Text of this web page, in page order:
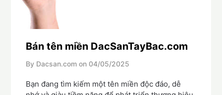
Bán tên miền DacSanTayBac.com
By Dacsan.com on 04/05/2025
Bạn đang tìm kiếm một tên miền độc đáo, dễ